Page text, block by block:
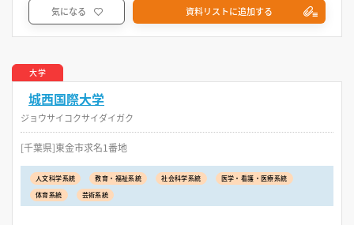
気になる 資料リストに追加する
大学
城西国際大学
ジョウサイコクサイダイガク
[千葉県]東金市求名1番地
人文科学系統 教育・福祉系統 社会科学系統
医学・看護・医療系統
体育系統
芸術系統